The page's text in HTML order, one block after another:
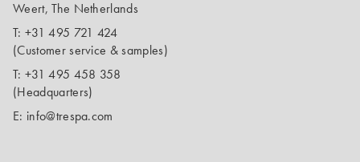
Weert, The Netherlands
T: +31 495 721 424
(Customer service & samples)
T: +31 495 458 358
(Headquarters)
E: info@trespa.com